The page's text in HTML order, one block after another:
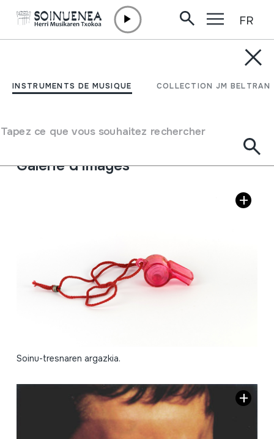
INSTRUMENTS DE MUSIQUE COLLECTION JM BELTRAN
Tapez ce que vous souhaitez rechercher
FR
TXIFLOA
Type d'instrument de musique
Aérophones
Galerie d'images
Soinu-tresnaren argazkia.